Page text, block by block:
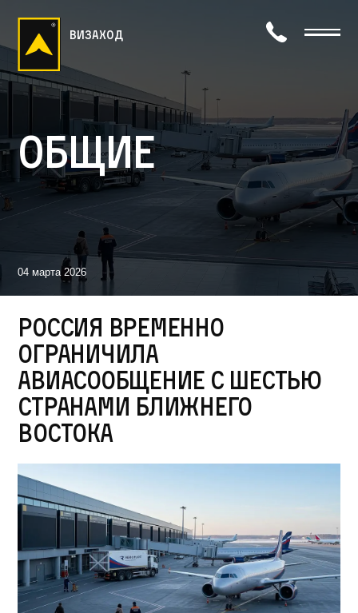
визаход
Общие
04 марта 2026
Россия временно
ограничила
авиасообщение с шестью
странами Ближнего
Востока